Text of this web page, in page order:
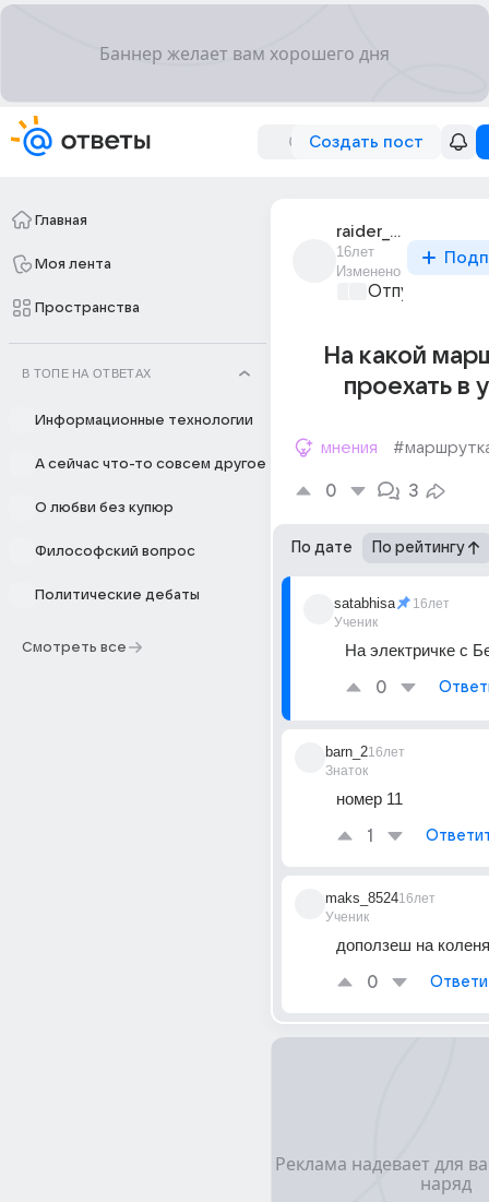
Создать пост
Главная
Моя лента
Пространства
В ТОПЕ НА ОТВЕТАХ
Информационные технологии
А сейчас что-то совсем другое
О любви без купюр
Философский вопрос
Политические дебаты
Смотреть все
raider_125
16лет
Изменено
Отпуск мечты
На какой
проехать в
мнения
0 3
По дате По рейтингу
satabhisa
Ученик
16лет
На электричке с
0
barn_2
Знаток
16лет
номер 11
1
maks_8524
Ученик
16лет
доползеш на
0